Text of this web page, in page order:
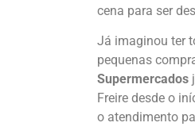
cena para ser
Já imaginou ter
pequenas
Supermercados
Freire desde o
o atendimento